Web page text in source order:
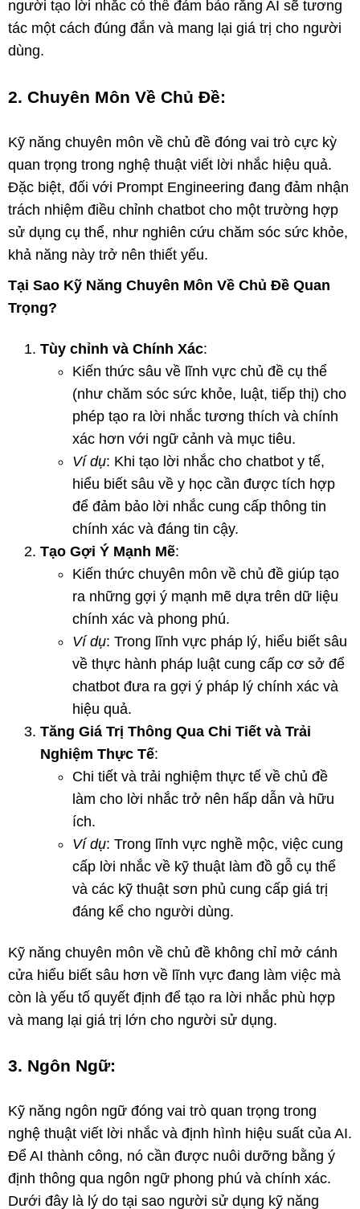
người tạo lời nhắc có thể đảm bảo rằng AI sẽ tương
tác một cách đúng đắn và mang lại giá trị cho người
dùng.
2. Chuyên Môn Về Chủ Đề:
Kỹ năng chuyên môn về chủ đề đóng vai trò cực kỳ
quan trọng trong nghệ thuật viết lời nhắc hiệu quả.
Đặc biệt, đối với Prompt Engineering đang đảm nhận
trách nhiệm điều chỉnh chatbot cho một trường hợp
sử dụng cụ thể, như nghiên cứu chăm sóc sức khỏe,
khả năng này trở nên thiết yếu.
Tại Sao Kỹ Năng Chuyên Môn Về Chủ Đề Quan
Trọng?
Tùy chỉnh và Chính Xác:
Kiến thức sâu về lĩnh vực chủ đề cụ thể
(như chăm sóc sức khỏe, luật, tiếp thị) cho
phép tạo ra lời nhắc tương thích và chính
xác hơn với ngữ cảnh và mục tiêu.
Ví dụ: Khi tạo lời nhắc cho chatbot y tế,
hiểu biết sâu về y học cần được tích hợp
để đảm bảo lời nhắc cung cấp thông tin
chính xác và đáng tin cậy.
Tạo Gợi Ý Mạnh Mẽ:
Kiến thức chuyên môn về chủ đề giúp tạo
ra những gợi ý mạnh mẽ dựa trên dữ liệu
chính xác và phong phú.
Ví dụ: Trong lĩnh vực pháp lý, hiểu biết sâu
về thực hành pháp luật cung cấp cơ sở để
chatbot đưa ra gợi ý pháp lý chính xác và
hiệu quả.
Tăng Giá Trị Thông Qua Chi Tiết và Trải
Nghiệm Thực Tế:
Chi tiết và trải nghiệm thực tế về chủ đề
làm cho lời nhắc trở nên hấp dẫn và hữu
ích.
Ví dụ: Trong lĩnh vực nghề mộc, việc cung
cấp lời nhắc về kỹ thuật làm đồ gỗ cụ thể
và các kỹ thuật sơn phủ cung cấp giá trị
đáng kể cho người dùng.
Kỹ năng chuyên môn về chủ đề không chỉ mở cánh
cửa hiểu biết sâu hơn về lĩnh vực đang làm việc mà
còn là yếu tố quyết định để tạo ra lời nhắc phù hợp
và mang lại giá trị lớn cho người sử dụng.
3. Ngôn Ngữ:
Kỹ năng ngôn ngữ đóng vai trò quan trọng trong
nghệ thuật viết lời nhắc và định hình hiệu suất của AI.
Để AI thành công, nó cần được nuôi dưỡng bằng ý
định thông qua ngôn ngữ phong phú và chính xác.
Dưới đây là lý do tại sao người sử dụng kỹ năng